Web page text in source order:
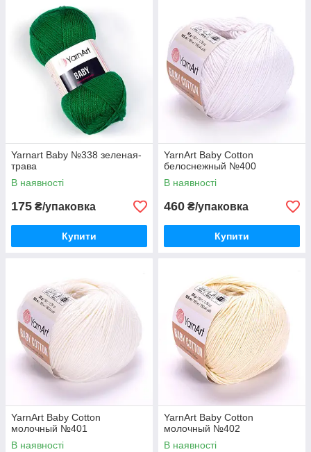
Yarnart Baby №338 зеленая-
трава
В наявності
175 ₴/упаковка
Купити
YarnArt Baby Cotton
белоснежный №400
В наявності
460 ₴/упаковка
Купити
YarnArt Baby Cotton
молочный №401
В наявності
YarnArt Baby Cotton
молочный №402
В наявності